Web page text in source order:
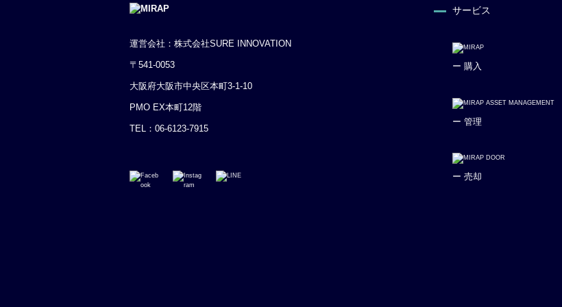
運営会社：株式会社SURE INNOVATION
〒541-0053
大阪府大阪市中央区本町3-1-10
PMO EX本町12階
TEL：06-6123-7915
サービス
ー 購入
ー 管理
ー 売却